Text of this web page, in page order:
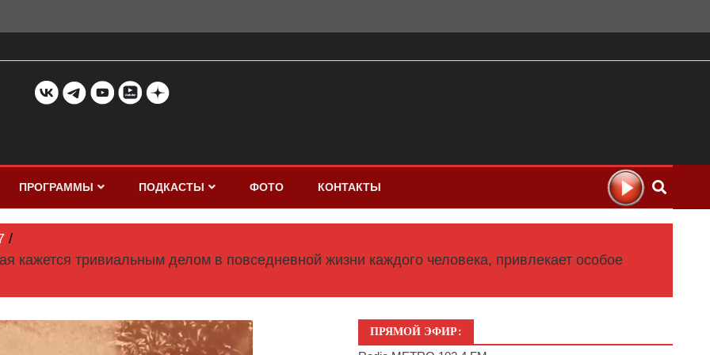
ПРОГРАММЫ ПОДКАСТЫ ФОТО КОНТАКТЫ
кажется тривиальным делом в повседневной жизни каждого человека, привлекает особое
ПРЯМОЙ ЭФИР: